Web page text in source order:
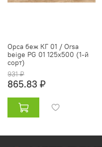
Орса беж КГ 01 / Orsa
beige PG 01 125х500 (1-й
сорт)
931 ₽
865.83 ₽